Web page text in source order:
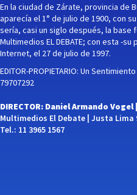
En la ciudad de Zárate, provincia de
aparecía el 1° de julio de 1900, con
sería, casi un siglo después, la base
Multimedios EL DEBATE; con esta -
Internet, el 27 de julio de 1997.
EDITOR-PROPIETARIO: Un
79707292
DIRECTOR: Daniel Armando Vogel |
Multimedios El Debate | Justa Lima
Tel.: 11 3965 1567